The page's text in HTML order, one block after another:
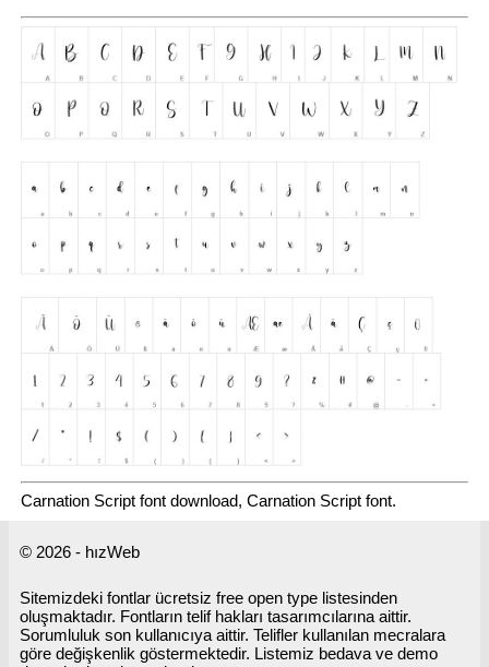
Carnation Script font download, Carnation Script font.
© 2026 - hızWeb
Sitemizdeki fontlar ücretsiz free open type listesinden
oluşmaktadır. Fontların telif hakları tasarımcılarına aittir.
Sorumluluk son kullanıcıya aittir. Telifler kullanılan mecralara
göre değişkenlik göstermektedir. Listemiz bedava ve demo